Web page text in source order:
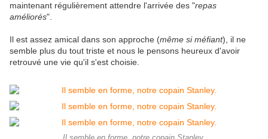
maintenant régulièrement attendre l'arrivée des "repas
améliorés".
Il est assez amical dans son approche (même si méfiant), il ne
semble plus du tout triste et nous le pensons heureux d'avoir
retrouvé une vie qu'il s'est choisie.